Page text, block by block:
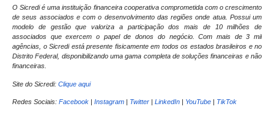
O Sicredi é uma instituição financeira cooperativa comprometida com o crescimento
de seus associados e com o desenvolvimento das regiões onde atua. Possui um
modelo de gestão que valoriza a participação dos mais de 10 milhões de
associados que exercem o papel de donos do negócio. Com mais de 3 mil
agências, o Sicredi está presente fisicamente em todos os estados brasileiros e no
Distrito Federal, disponibilizando uma gama completa de soluções financeiras e não
financeiras.
Site do Sicredi: Clique aqui
Redes Sociais: Facebook | Instagram | Twitter | LinkedIn | YouTube | TikTok